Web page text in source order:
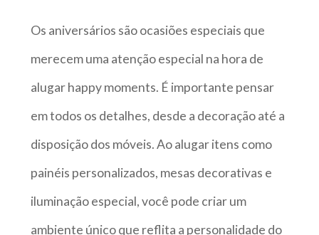
Os aniversários são ocasiões especiais que
merecem uma atenção especial na hora de
alugar happy moments. É importante pensar
em todos os detalhes, desde a decoração até a
disposição dos móveis. Ao alugar itens como
painéis personalizados, mesas decorativas e
iluminação especial, você pode criar um
ambiente único que reflita a personalidade do